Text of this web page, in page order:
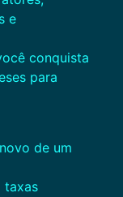
e
conquista
para
de um
taxas